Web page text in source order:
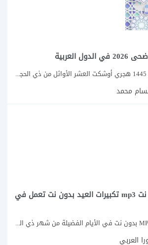
العربية
وقت صلاه العيد لعام 1445 هجري أوشكت العشر الأوائل من ذي الحجة على الانتهاء...
محمد
تكبيرات الحج بدون نت mp3 تكبيرات العيد بدون نت تعمل في
تحميل تكبيرات الحج MP3 بدون نت في الأيام الفضيلة من شهر ذي الحجة من...
العربي